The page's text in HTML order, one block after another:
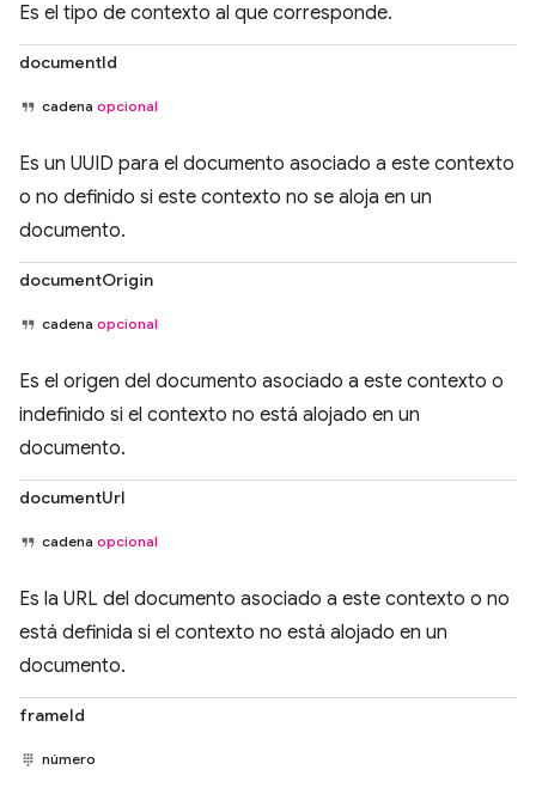
Es el tipo de contexto al que corresponde.
documentId
cadena opcional
Es un UUID para el documento asociado a este contexto
o no definido si este contexto no se aloja en un
documento.
documentOrigin
cadena opcional
Es el origen del documento asociado a este contexto o
indefinido si el contexto no está alojado en un
documento.
documentUrl
cadena opcional
Es la URL del documento asociado a este contexto o no
está definida si el contexto no está alojado en un
documento.
frameId
número